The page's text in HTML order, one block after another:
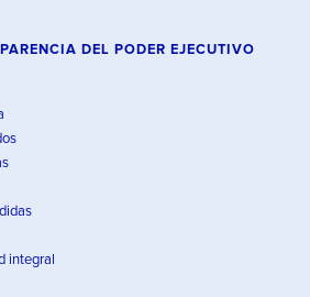
DEL PODER EJECUTIVO
integral